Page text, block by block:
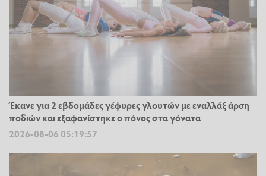
Έκανε για 2 εβδομάδες γέφυρες γλουτών με εναλλάξ άρση
ποδιών και εξαφανίστηκε ο πόνος στα γόνατα
2026-08-06 05:19:57